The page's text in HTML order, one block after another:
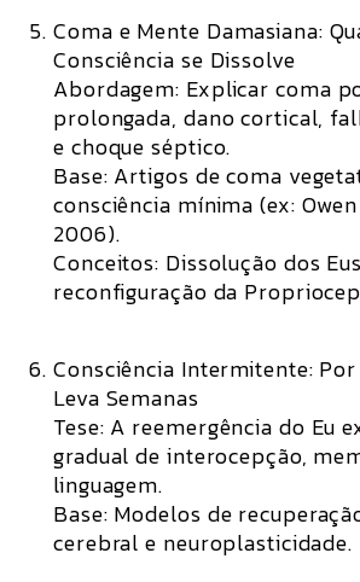
Coma e Mente Damasiana:
Consciência se Dissolve
Abordagem: Explicar coma
prolongada, dano cortical,
e choque séptico.
Base: Artigos de coma
consciência mínima (ex:
2006).
Conceitos: Dissolução dos
reconfiguração da
Consciência Intermitente:
Leva Semanas
Tese: A reemergência do Eu
gradual de interocepção,
linguagem.
Base: Modelos de
cerebral e neuroplasticidade.